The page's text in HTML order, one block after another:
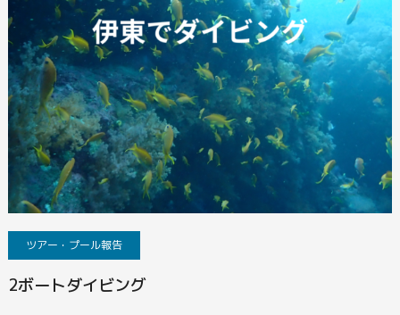
ツアー・プール報告
2ボートダイビング